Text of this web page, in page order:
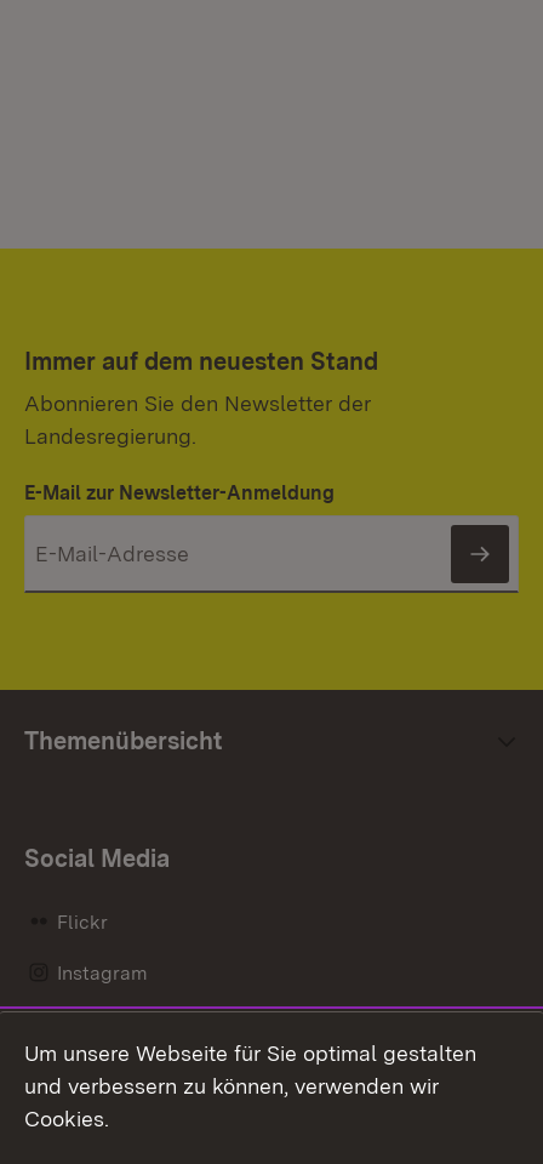
Immer auf dem neuesten Stand
Abonnieren Sie den Newsletter der
Landesregierung.
E-Mail zur Newsletter-Anmeldung
Themenübersicht
Social Media
Flickr
Instagram
Mastodon
Messenger
Um unsere Webseite für Sie optimal gestalten
und verbessern zu können, verwenden wir
Cookies.